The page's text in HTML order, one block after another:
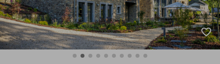
favorite_border